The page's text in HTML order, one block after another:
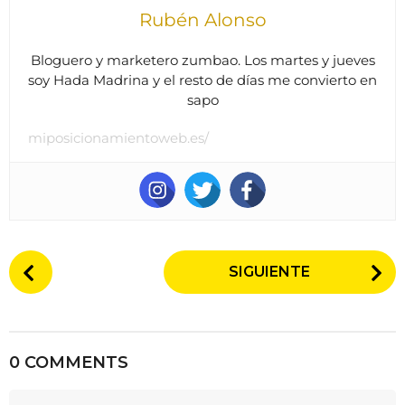
Rubén Alonso
Bloguero y marketero zumbao. Los martes y jueves
soy Hada Madrina y el resto de días me convierto en
sapo
miposicionamientoweb.es/
P
o
P
SIGUIENTE
0 COMMENTS